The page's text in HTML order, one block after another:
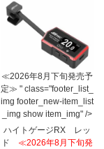
≪2026年8月下旬発売予
定≫ " class="footer_list_
img footer_new-item_list
_img show item_img" />
ハイトゲージRX レッ
ド ≪2026年8月下旬発